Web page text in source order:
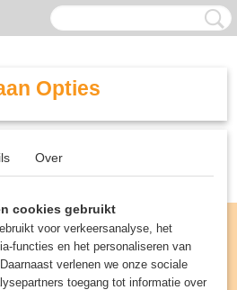
Opties
Over
cookies gebruikt
voor verkeersanalyse, het
functies en het personaliseren van
verlenen we onze sociale
toegang tot informatie over